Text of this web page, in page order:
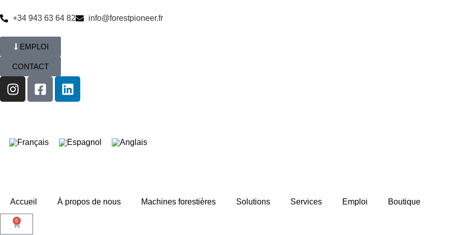
+34 943 63 64 82 info@forestpioneer.fr
EMPLOI
CONTACT
Accueil À propos de nous Machines forestières Solutions Services Emploi Boutique
0